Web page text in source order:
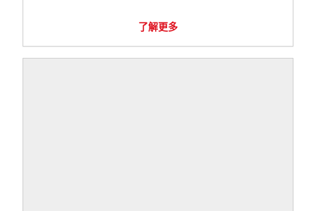
了解更多